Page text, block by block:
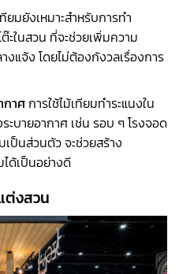
ยมยังเหมาะสำหรับการทำ
ะในสวน ที่จะช่วยเพิ่มความ
แจ้ง โดยไม่ต้องกังวลเรื่องการ
กาศการใช้ไม้เทียมทำระแนงใน
บายอากาศ เช่น รอบ ๆ โรงจอด
ป็นส่วนตัว จะช่วยสร้าง
ด้เป็นอย่างดี
ต่งสวน